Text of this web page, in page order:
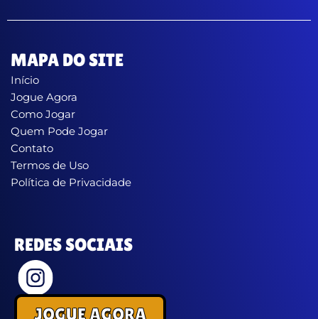
MAPA DO SITE
Início
Jogue Agora
Como Jogar
Quem Pode Jogar
Contato
Termos de Uso
Política de Privacidade
REDES SOCIAIS
JOGUE AGORA